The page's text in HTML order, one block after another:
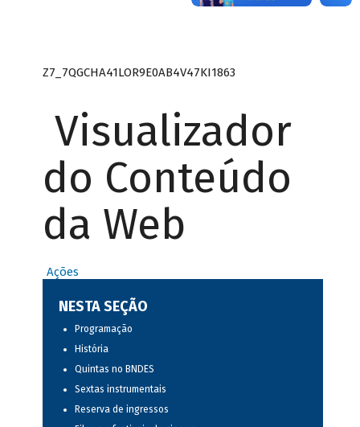
Z7_7QGCHA41LOR9E0AB4V47KI1863
Visualizador
do Conteúdo
da Web
Ações
NESTA SEÇÃO
Programação
História
Quintas no BNDES
Sextas instrumentais
Reserva de ingressos